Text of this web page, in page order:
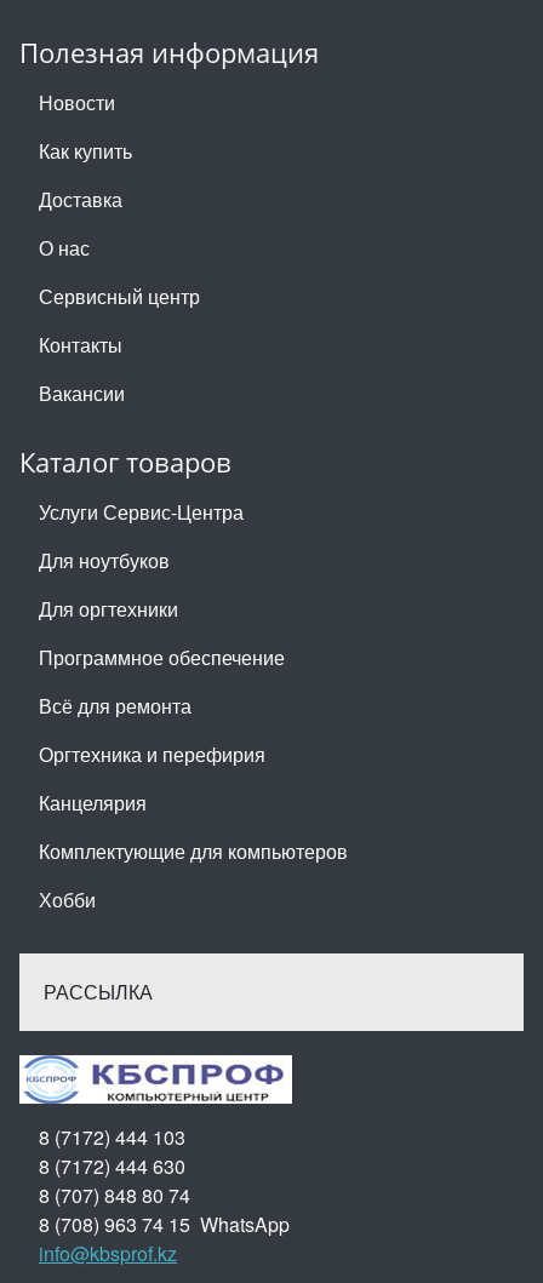
Полезная информация
Новости
Как купить
Доставка
О нас
Сервисный центр
Контакты
Вакансии
Каталог товаров
Услуги Сервис-Центра
Для ноутбуков
Для оргтехники
Программное обеспечение
Всё для ремонта
Оргтехника и перефирия
Канцелярия
Комплектующие для компьютеров
Хобби
РАССЫЛКА
8 (7172) 444 103
8 (7172) 444 630
8 (707) 848 80 74
8 (708) 963 74 15 WhatsApp
info@kbsprof.kz